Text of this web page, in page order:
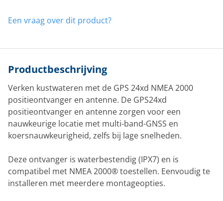
Een vraag over dit product?
Productbeschrijving
Verken kustwateren met de GPS 24xd NMEA 2000
positieontvanger en antenne. De GPS24xd
positieontvanger en antenne zorgen voor een
nauwkeurige locatie met multi-band-GNSS en
koersnauwkeurigheid, zelfs bij lage snelheden.
Deze ontvanger is waterbestendig (IPX7) en is
compatibel met NMEA 2000® toestellen. Eenvoudig te
installeren met meerdere montageopties.